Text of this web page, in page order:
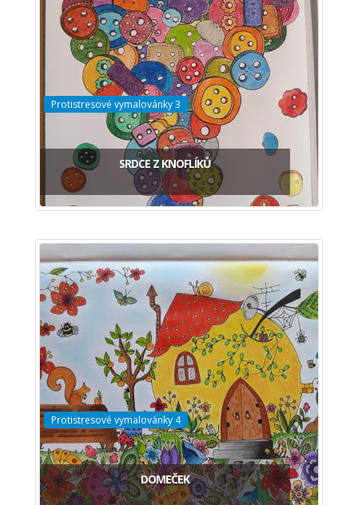
SRDCE Z KNOFLÍKŮ
Protistresové vymalovánky 3
DOMEČEK
Protistresové vymalovánky 4